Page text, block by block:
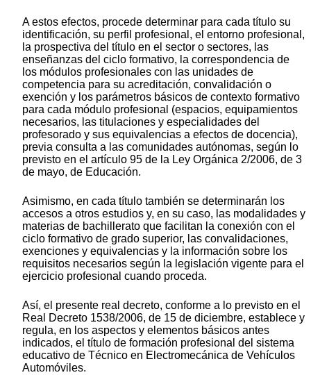
A estos efectos, procede determinar para cada título su
identificación, su perfil profesional, el entorno profesional,
la prospectiva del título en el sector o sectores, las
enseñanzas del ciclo formativo, la correspondencia de
los módulos profesionales con las unidades de
competencia para su acreditación, convalidación o
exención y los parámetros básicos de contexto formativo
para cada módulo profesional (espacios, equipamientos
necesarios, las titulaciones y especialidades del
profesorado y sus equivalencias a efectos de docencia),
previa consulta a las comunidades autónomas, según lo
previsto en el artículo 95 de la Ley Orgánica 2/2006, de 3
de mayo, de Educación.
Asimismo, en cada título también se determinarán los
accesos a otros estudios y, en su caso, las modalidades y
materias de bachillerato que facilitan la conexión con el
ciclo formativo de grado superior, las convalidaciones,
exenciones y equivalencias y la información sobre los
requisitos necesarios según la legislación vigente para el
ejercicio profesional cuando proceda.
Así, el presente real decreto, conforme a lo previsto en el
Real Decreto 1538/2006, de 15 de diciembre, establece y
regula, en los aspectos y elementos básicos antes
indicados, el título de formación profesional del sistema
educativo de Técnico en Electromecánica de Vehículos
Automóviles.